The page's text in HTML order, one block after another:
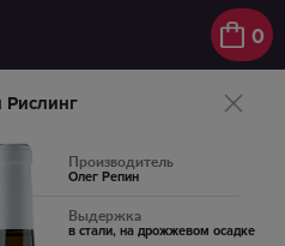
0
Рислинг
Производитель
Олег Репин
Выдержка
в стали, на дрожжевом осадке